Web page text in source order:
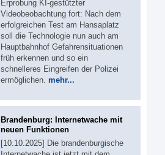
Erprobung KI-gestützter
Videobeobachtung fort: Nach dem
erfolgreichen Test am Hansaplatz
soll die Technologie nun auch am
Hauptbahnhof Gefahrensituationen
früh erkennen und so ein
schnelleres Eingreifen der Polizei
ermöglichen. mehr...
Brandenburg: Internetwache mit
neuen Funktionen
[10.10.2025] Die brandenburgische